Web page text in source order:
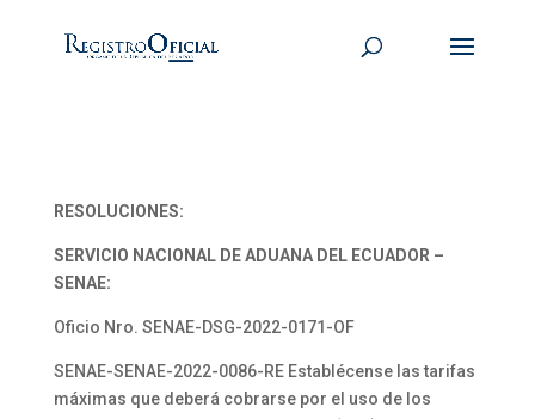
RESOLUCIONES:
SERVICIO NACIONAL DE ADUANA DEL ECUADOR –
SENAE:
Oficio Nro. SENAE-DSG-2022-0171-OF
SENAE-SENAE-2022-0086-RE Establécense las tarifas
máximas que deberá cobrarse por el uso de los